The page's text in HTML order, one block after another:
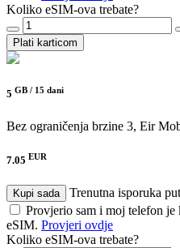
Koliko eSIM-ova trebate?
Plati karticom
5 GB / 15 dani
Bez ograničenja brzine 3, Eir
7.05 EUR
Kupi sada
Trenutna isporuka
Provjerio sam i moj telefon
eSIM. Provjeri ovdje
Koliko eSIM-ova trebate?